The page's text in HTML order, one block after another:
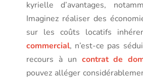
kyrielle d’avantages,
Imaginez réaliser des
sur les coûts locatifs
commercial, n’est-ce pas
recours à un contrat de
pouvez alléger